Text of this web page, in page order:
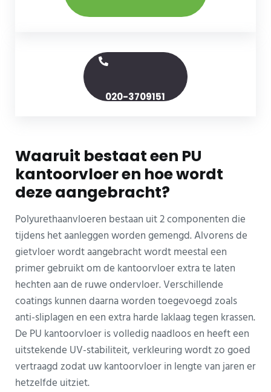
020-3709151
Waaruit bestaat een PU
kantoorvloer en hoe wordt
deze aangebracht?
Polyurethaanvloeren bestaan uit 2 componenten die
tijdens het aanleggen worden gemengd. Alvorens de
gietvloer wordt aangebracht wordt meestal een
primer gebruikt om de kantoorvloer extra te laten
hechten aan de ruwe ondervloer. Verschillende
coatings kunnen daarna worden toegevoegd zoals
anti-sliplagen en een extra harde laklaag tegen krassen.
De PU kantoorvloer is volledig naadloos en heeft een
uitstekende UV-stabiliteit, verkleuring wordt zo goed
vertraagd zodat uw kantoorvloer in lengte van jaren er
hetzelfde uitziet.